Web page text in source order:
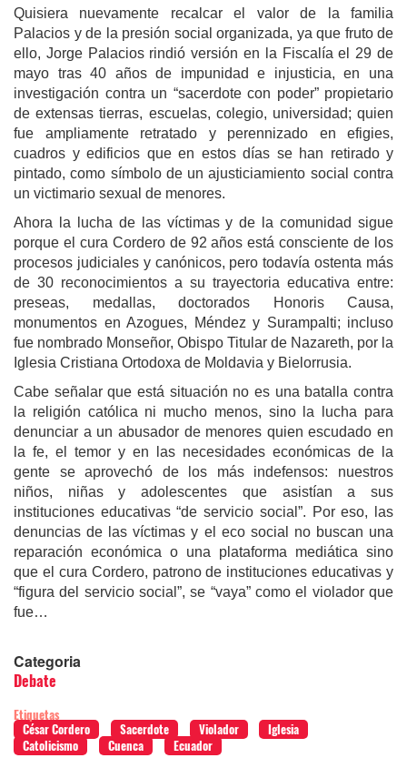
Quisiera nuevamente recalcar el valor de la familia
Palacios y de la presión social organizada, ya que fruto de
ello, Jorge Palacios rindió versión en la Fiscalía el 29 de
mayo tras 40 años de impunidad e injusticia, en una
investigación contra un “sacerdote con poder” propietario
de extensas tierras, escuelas, colegio, universidad; quien
fue ampliamente retratado y perennizado en efigies,
cuadros y edificios que en estos días se han retirado y
pintado, como símbolo de un ajusticiamiento social contra
un victimario sexual de menores.
Ahora la lucha de las víctimas y de la comunidad sigue
porque el cura Cordero de 92 años está consciente de los
procesos judiciales y canónicos, pero todavía ostenta más
de 30 reconocimientos a su trayectoria educativa entre:
preseas, medallas, doctorados Honoris Causa,
monumentos en Azogues, Méndez y Surampalti; incluso
fue nombrado Monseñor, Obispo Titular de Nazareth, por la
Iglesia Cristiana Ortodoxa de Moldavia y Bielorrusia.
Cabe señalar que está situación no es una batalla contra
la religión católica ni mucho menos, sino la lucha para
denunciar a un abusador de menores quien escudado en
la fe, el temor y en las necesidades económicas de la
gente se aprovechó de los más indefensos: nuestros
niños, niñas y adolescentes que asistían a sus
instituciones educativas “de servicio social”. Por eso, las
denuncias de las víctimas y el eco social no buscan una
reparación económica o una plataforma mediática sino
que el cura Cordero, patrono de instituciones educativas y
“figura del servicio social”, se “vaya” como el violador que
fue…
Categoria
Debate
Etiquetas
César Cordero
Sacerdote Violador
Iglesia
Catolicismo
Cuenca Ecuador